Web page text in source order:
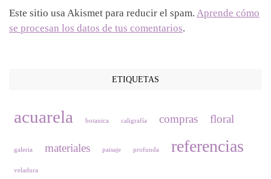
Este sitio usa Akismet para reducir el spam. Aprende cómo
se procesan los datos de tus comentarios.
ETIQUETAS
acuarela botanica caligrafía compras floral
galeria materiales paisaje profunda referencias
veladura